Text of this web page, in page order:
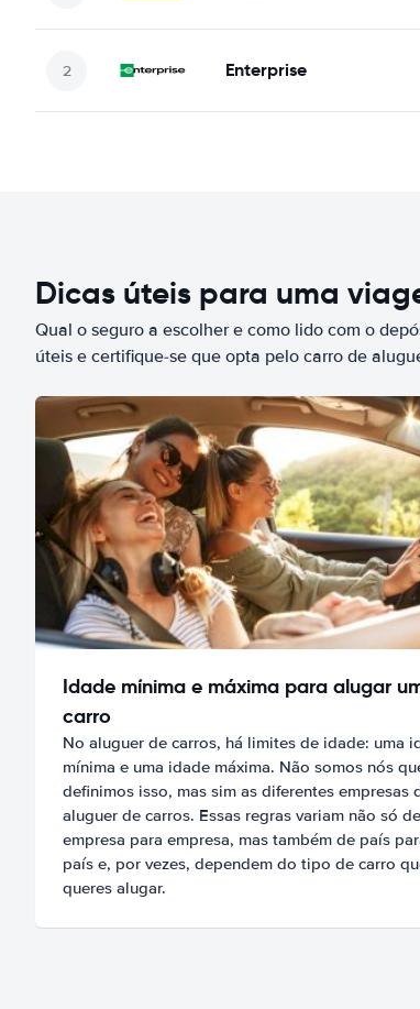
Enterprise
Dicas úteis para uma
Qual o seguro a escolher e como lido com o
úteis e certifique-se que opta pelo carro de
Idade mínima e máxima para alugar
carro
No aluguer de carros, há limites de idade: uma
mínima e uma idade máxima. Não somos nós
definimos isso, mas sim as diferentes empresas
aluguer de carros. Essas regras variam não só de
empresa para empresa, mas também de país
país e, por vezes, dependem do tipo de carro
queres alugar.